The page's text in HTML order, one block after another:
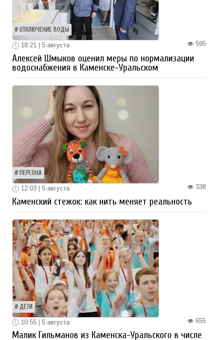
ОТКЛЮЧЕНИЕ ВОДЫ
595
18:21 | 5 августа
Алексей Шмыков оценил меры по нормализации
водоснабжения в Каменске-Уральском
ПЕРСОНА
338
12:03 | 5 августа
Каменский стежок: как нить меняет реальность
ДЕТИ
655
10:55 | 5 августа
Малик Гильманов из Каменска-Уральского в числе